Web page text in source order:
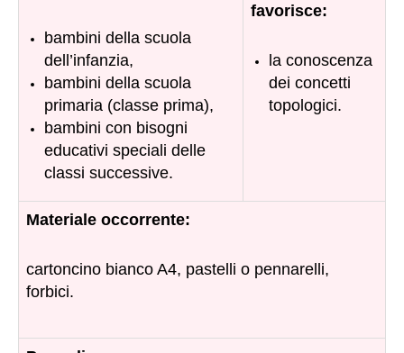
bambini della scuola
dell’infanzia,
bambini della scuola
primaria (classe prima),
bambini con bisogni
educativi speciali delle
classi successive.
favorisce:
la conoscenza
dei concetti
topologici.
Materiale occorrente:
cartoncino bianco A4, pastelli o pennarelli,
forbici.